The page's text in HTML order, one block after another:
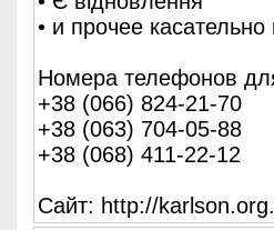
• и прочее
Номера телефонов
+38 (066) 824-21-70
+38 (063) 704-05-88
+38 (068) 411-22-12
Сайт: http://